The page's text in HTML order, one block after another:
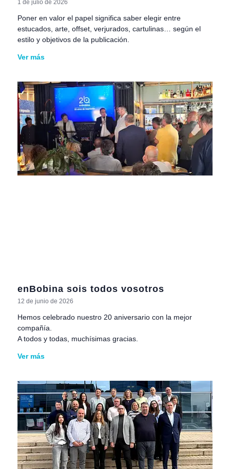
1 de julio de 2026
Poner en valor el papel significa saber elegir entre
estucados, arte, offset, verjurados, cartulinas… según el
estilo y objetivos de la publicación.
Ver más
enBobina sois todos vosotros
12 de junio de 2026
Hemos celebrado nuestro 20 aniversario con la mejor
compañía.
A todos y todas, muchísimas gracias.
Ver más